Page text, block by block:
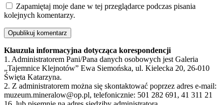
Zapamiętaj moje dane w tej przeglądarce podczas pisania
kolejnych komentarzy.
Klauzula informacyjna dotycząca korespondencji
1. Administratorem Pani/Pana danych osobowych jest Galeria
„Tajemnice Klejnotów” Ewa Siemońska, ul. Kielecka 20, 26-010
Święta Katarzyna.
2. Z administratorem można się skontaktować poprzez adres e-mail:
muzeum.mineralow@op.pl, telefonicznie: 501 282 691, 41 311 21